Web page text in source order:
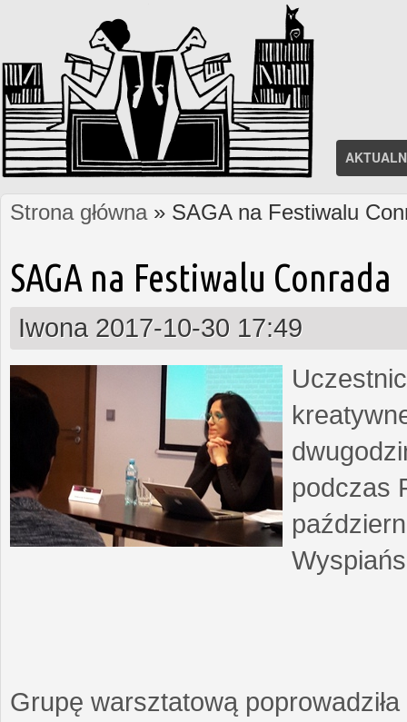
Jesteś tutaj
Strona główna» SAGA na Festiwalu
SAGA na Festiwalu Conrada
Iwona 2017-10-30 17:49
podczas
Grupę warsztatową